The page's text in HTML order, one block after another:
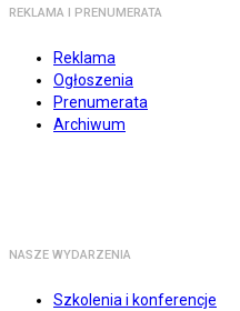
REKLAMA I PRENUMERATA
Reklama
Ogłoszenia
Prenumerata
Archiwum
NASZE WYDARZENIA
Szkolenia i konferencje